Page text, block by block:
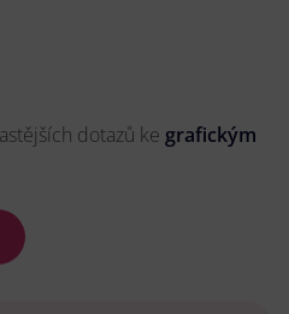
dotazů ke grafickým